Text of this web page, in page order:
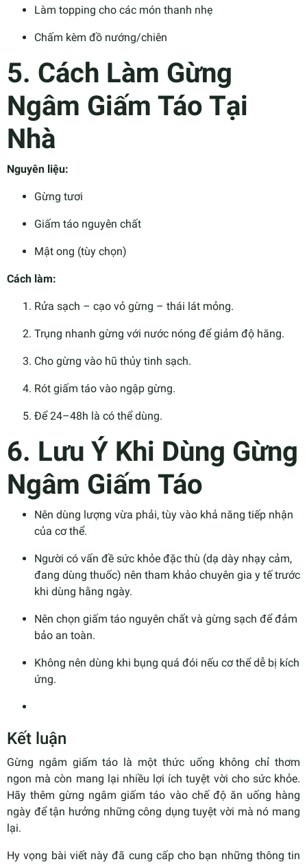
Làm topping cho các món thanh nhẹ
Chấm kèm đồ nướng/chiên
5. Cách Làm Gừng
Ngâm Giấm Táo Tại
Nhà
Nguyên liệu:
Gừng tươi
Giấm táo nguyên chất
Mật ong (tùy chọn)
Cách làm:
Rửa sạch – cạo vỏ gừng – thái lát mỏng.
Trụng nhanh gừng với nước nóng để giảm độ hăng.
Cho gừng vào hũ thủy tinh sạch.
Rót giấm táo vào ngập gừng.
Để 24–48h là có thể dùng.
6. Lưu Ý Khi Dùng Gừng
Ngâm Giấm Táo
Nên dùng lượng vừa phải, tùy vào khả năng tiếp nhận
của cơ thể.
Người có vấn đề sức khỏe đặc thù (dạ dày nhạy cảm,
đang dùng thuốc) nên tham khảo chuyên gia y tế trước
khi dùng hằng ngày.
Nên chọn giấm táo nguyên chất và gừng sạch để đảm
bảo an toàn.
Không nên dùng khi bụng quá đói nếu cơ thể dễ bị kích
ứng.
Kết luận
Gừng ngâm giấm táo là một thức uống không chỉ thơm
ngon mà còn mang lại nhiều lợi ích tuyệt vời cho sức khỏe.
Hãy thêm gừng ngâm giấm táo vào chế độ ăn uống hàng
ngày để tận hưởng những công dụng tuyệt vời mà nó mang
lại.
Hy vọng bài viết này đã cung cấp cho bạn những thông tin